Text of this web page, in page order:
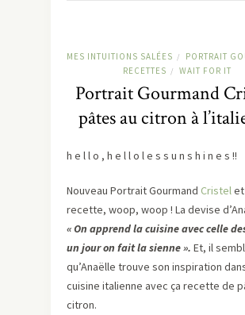
MES INTUITIONS SALÉES / PORTRAIT
RECETTES / WAIT FOR IT
Portrait Gourmand
pâtes au citron à
h e l l o , h e l l o l e s s u n s h i n e s !!
Nouveau Portrait Gourmand Cristel
recette, woop, woop ! La devise
« On apprend la cuisine avec celle
un jour on fait la sienne ». Et, il
qu’Anaëlle trouve son inspiration
cuisine italienne avec ça recette de
citron.